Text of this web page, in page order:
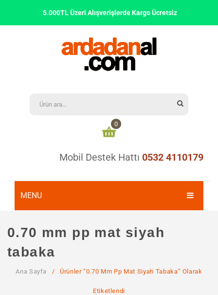
5.000TL Üzeri Alışverişlerde Kargo Ücretsiz
Mobil Destek Hattı 0532 4110179
MENU
0
Alışveriş sepetinizde ürün bulunmamaktadır
0.70 mm pp mat siyah
tabaka
Ana Sayfa / Ürünler “0.70 Mm Pp Mat Siyah Tabaka” Olarak
Etiketlendi